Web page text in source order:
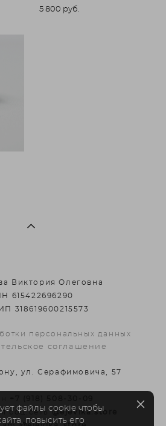
5 800 pуб.
Виктория Олеговна
615422696290
318619600215573
персональных данных
соглашение
ул. Серафимовича, 57
соц.сеть@ejevika.store
файлы cookie чтобы
повысить его